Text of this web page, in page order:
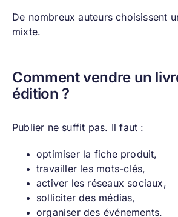
De nombreux auteurs choisissent
mixte.
Comment vendre un
édition ?
Publier ne suffit pas. Il faut :
optimiser la fiche produit,
travailler les mots-clés,
activer les réseaux sociaux,
solliciter des médias,
organiser des événements.